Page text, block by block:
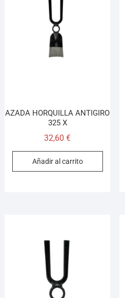
AZADA HORQUILLA ANTIGIRO
325 X
32,60€
Añadir al carrito